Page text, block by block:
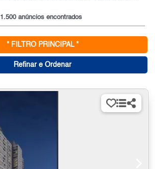
1.500 anúncios encontrados
* FILTRO PRINCIPAL *
Refinar e Ordenar